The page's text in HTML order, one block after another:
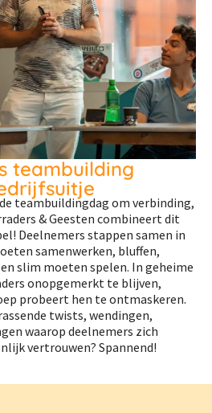
teambuilding
teambuildingdag om verbinding,
& Geesten combineert dit
Deelnemers stappen samen in
samenwerken, bluffen,
slim moeten spelen. In geheime
onopgemerkt te blijven,
probeert hen te ontmaskeren.
twists, wendingen,
waarop deelnemers zich
vertrouwen? Spannend!